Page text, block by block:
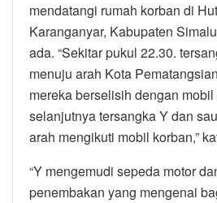
mendatangi rumah korban di
Karanganyar, Kabupaten
ada. “Sekitar pukul 22.30.
menuju arah Kota
mereka berselisih dengan
selanjutnya tersangka Y dan
arah mengikuti mobil korban,”
“Y mengemudi sepeda motor
penembakan yang mengenai